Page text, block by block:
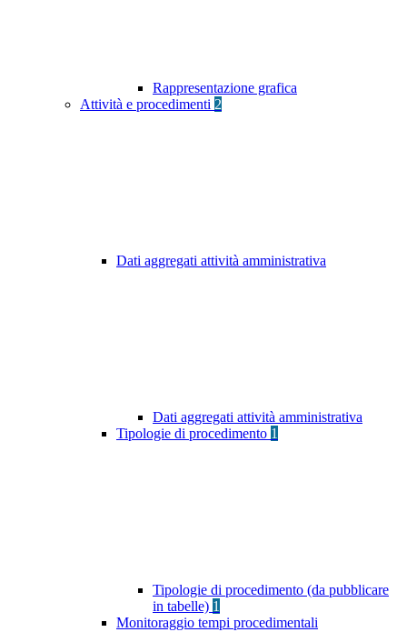
Rappresentazione grafica
Attività e procedimenti 2
Dati aggregati attività amministrativa
Dati aggregati attività amministrativa
Tipologie di procedimento 1
Tipologie di procedimento (da pubblicare
in tabelle) 1
Monitoraggio tempi procedimentali